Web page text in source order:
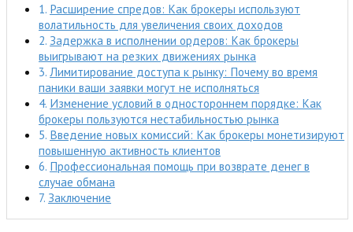
Расширение спредов: Как брокеры используют
волатильность для увеличения своих доходов
Задержка в исполнении ордеров: Как брокеры
выигрывают на резких движениях рынка
Лимитирование доступа к рынку: Почему во время
паники ваши заявки могут не исполняться
Изменение условий в одностороннем порядке: Как
брокеры пользуются нестабильностью рынка
Введение новых комиссий: Как брокеры монетизируют
повышенную активность клиентов
Профессиональная помощь при возврате денег в
случае обмана
Заключение